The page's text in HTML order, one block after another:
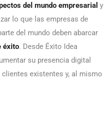
del mundo empresarial y
lo que las empresas de
del mundo deben abarcar
éxito. Desde Éxito Idea
su presencia digital
existentes y, al mismo